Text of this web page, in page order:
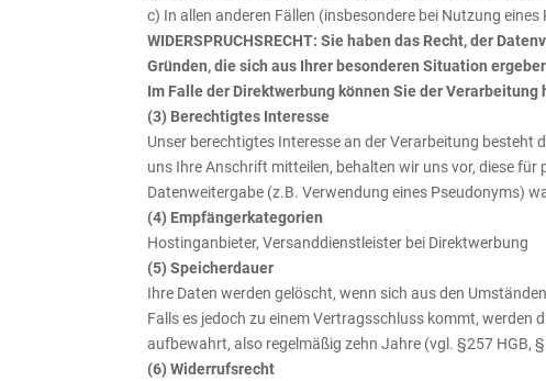
c) In allen anderen Fällen (insbesondere bei Nutzung
WIDERSPRUCHSRECHT: Sie haben das Recht, der
Gründen, die sich aus Ihrer besonderen Situation
Im Falle der Direktwerbung können Sie der
(3) Berechtigtes Interesse
Unser berechtigtes Interesse an der Verarbeitung besteht
uns Ihre Anschrift mitteilen, behalten wir uns vor, diese
Datenweitergabe (z.B. Verwendung eines Pseudonyms)
(4) Empfängerkategorien
Hostinganbieter, Versanddienstleister bei Direktwerbung
(5) Speicherdauer
Ihre Daten werden gelöscht, wenn sich aus den
Falls es jedoch zu einem Vertragsschluss kommt,
aufbewahrt, also regelmäßig zehn Jahre (vgl. §257 HGB,
(6) Widerrufsrecht